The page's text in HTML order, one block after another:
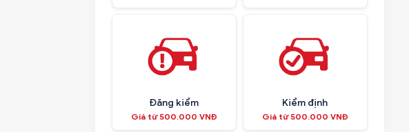
Đăng kiểm
Giá từ 500.000 VNĐ
Kiểm định
Giá từ 500.000 VNĐ